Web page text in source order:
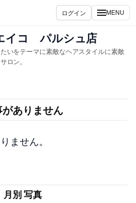
ログイン MENU
イコ パルシュ店
いをテーマに素敵なヘアスタイルに素敵
ロン。
ありません
ません。
月別 写真